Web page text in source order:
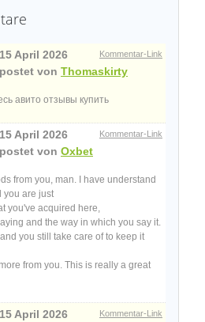
Kommentar-Link
April 2026
von Thomaskirty
авито отзывы купить
Kommentar-Link
April 2026
von Oxbet
from you, man. I have understand
you are just
you've acquired here,
and the way in which you say it.
you still take care of to keep it
from you. This is really a great
Kommentar-Link
April 2026